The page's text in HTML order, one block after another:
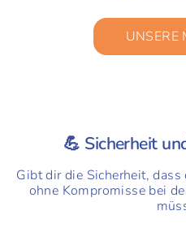
UNSERE
💪 Sicherheit
Gibt dir die Sicherheit,
ohne Kompromisse bei